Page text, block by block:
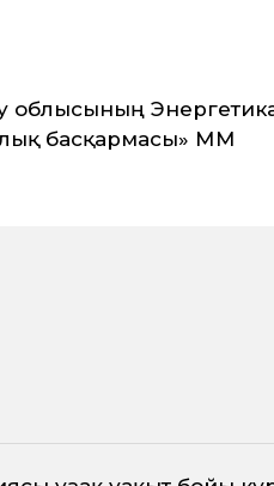
облысының
басқармасы» ММ